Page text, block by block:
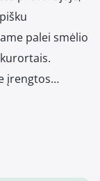
palei smėlio
įrengtos…